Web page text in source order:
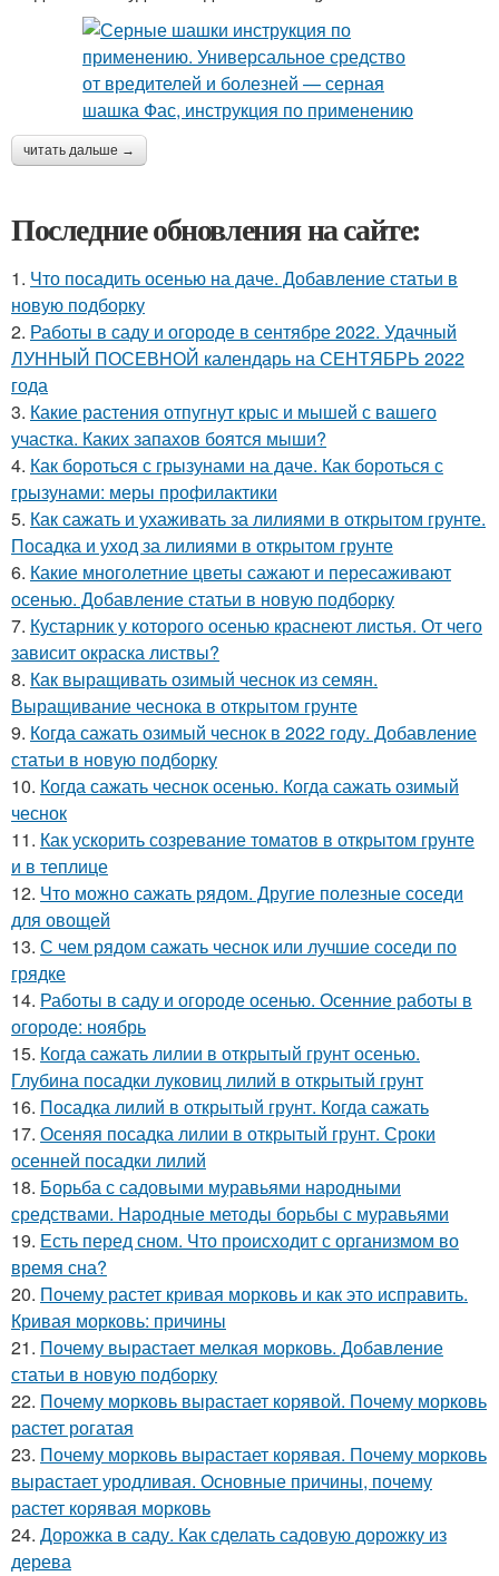
читать дальше →
Последние обновления на сайте:
1. Что посадить осенью на даче. Добавление статьи в
новую подборку
2. Работы в саду и огороде в сентябре 2022. Удачный
ЛУННЫЙ ПОСЕВНОЙ календарь на СЕНТЯБРЬ 2022
года
3. Какие растения отпугнут крыс и мышей с вашего
участка. Каких запахов боятся мыши?
4. Как бороться с грызунами на даче. Как бороться с
грызунами: меры профилактики
5. Как сажать и ухаживать за лилиями в открытом грунте.
Посадка и уход за лилиями в открытом грунте
6. Какие многолетние цветы сажают и пересаживают
осенью. Добавление статьи в новую подборку
7. Кустарник у которого осенью краснеют листья. От чего
зависит окраска листвы?
8. Как выращивать озимый чеснок из семян.
Выращивание чеснока в открытом грунте
9. Когда сажать озимый чеснок в 2022 году. Добавление
статьи в новую подборку
10. Когда сажать чеснок осенью. Когда сажать озимый
чеснок
11. Как ускорить созревание томатов в открытом грунте
и в теплице
12. Что можно сажать рядом. Другие полезные соседи
для овощей
13. С чем рядом сажать чеснок или лучшие соседи по
грядке
14. Работы в саду и огороде осенью. Осенние работы в
огороде: ноябрь
15. Когда сажать лилии в открытый грунт осенью.
Глубина посадки луковиц лилий в открытый грунт
16. Посадка лилий в открытый грунт. Когда сажать
17. Осеняя посадка лилии в открытый грунт. Сроки
осенней посадки лилий
18. Борьба с садовыми муравьями народными
средствами. Народные методы борьбы с муравьями
19. Есть перед сном. Что происходит с организмом во
время сна?
20. Почему растет кривая морковь и как это исправить.
Кривая морковь: причины
21. Почему вырастает мелкая морковь. Добавление
статьи в новую подборку
22. Почему морковь вырастает корявой. Почему морковь
растет рогатая
23. Почему морковь вырастает корявая. Почему морковь
вырастает уродливая. Основные причины, почему
растет корявая морковь
24. Дорожка в саду. Как сделать садовую дорожку из
дерева